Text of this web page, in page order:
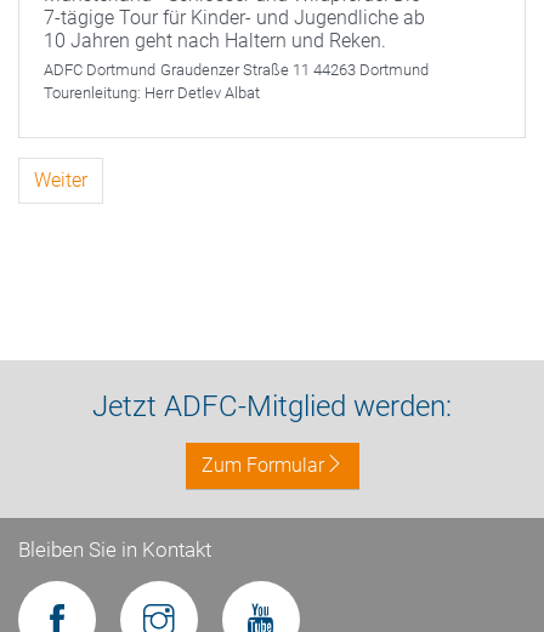
7-tägige Tour für Kinder- und Jugendliche ab
10 Jahren geht nach Haltern und Reken.
ADFC Dortmund Graudenzer Straße 11 44263 Dortmund
Tourenleitung: Herr Detlev Albat
Weiter
Jetzt ADFC-Mitglied werden:
Zum Formular
Bleiben Sie in Kontakt